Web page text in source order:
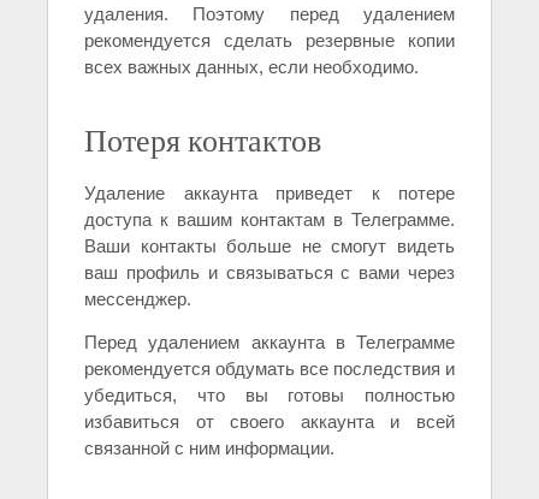
удаления. Поэтому перед удалением
рекомендуется сделать резервные копии
всех важных данных, если необходимо.
Потеря контактов
Удаление аккаунта приведет к потере
доступа к вашим контактам в Телеграмме.
Ваши контакты больше не смогут видеть
ваш профиль и связываться с вами через
мессенджер.
Перед удалением аккаунта в Телеграмме
рекомендуется обдумать все последствия и
убедиться, что вы готовы полностью
избавиться от своего аккаунта и всей
связанной с ним информации.